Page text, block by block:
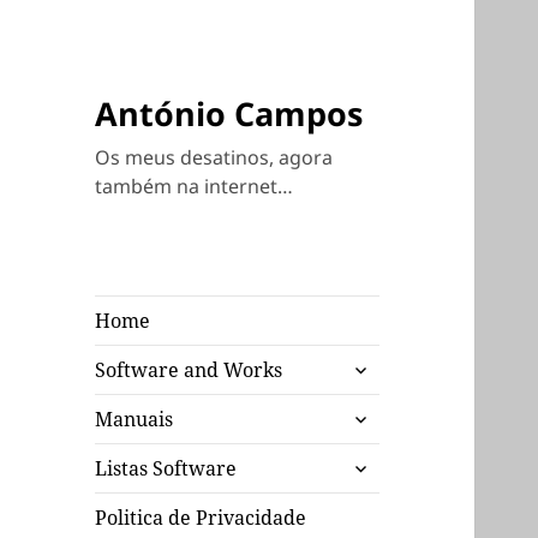
António Campos
Os meus desatinos, agora
também na internet…
Home
Software and Works
expandir
submenu
Manuais
expandir
submenu
Listas Software
expandir
submenu
Politica de Privacidade